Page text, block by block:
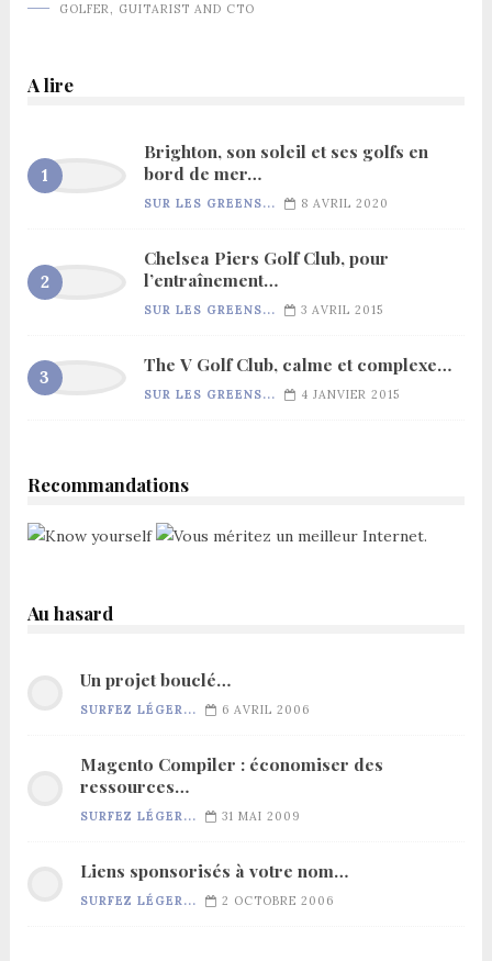
GOLFER, GUITARIST AND CTO
A lire
Brighton, son soleil et ses golfs en
bord de mer…
SUR LES GREENS... 8 AVRIL 2020
Chelsea Piers Golf Club, pour
l’entraînement…
SUR LES GREENS... 3 AVRIL 2015
The V Golf Club, calme et complexe…
SUR LES GREENS... 4 JANVIER 2015
Recommandations
Au hasard
Un projet bouclé…
SURFEZ LÉGER... 6 AVRIL 2006
Magento Compiler : économiser des
ressources…
SURFEZ LÉGER... 31 MAI 2009
Liens sponsorisés à votre nom…
SURFEZ LÉGER... 2 OCTOBRE 2006